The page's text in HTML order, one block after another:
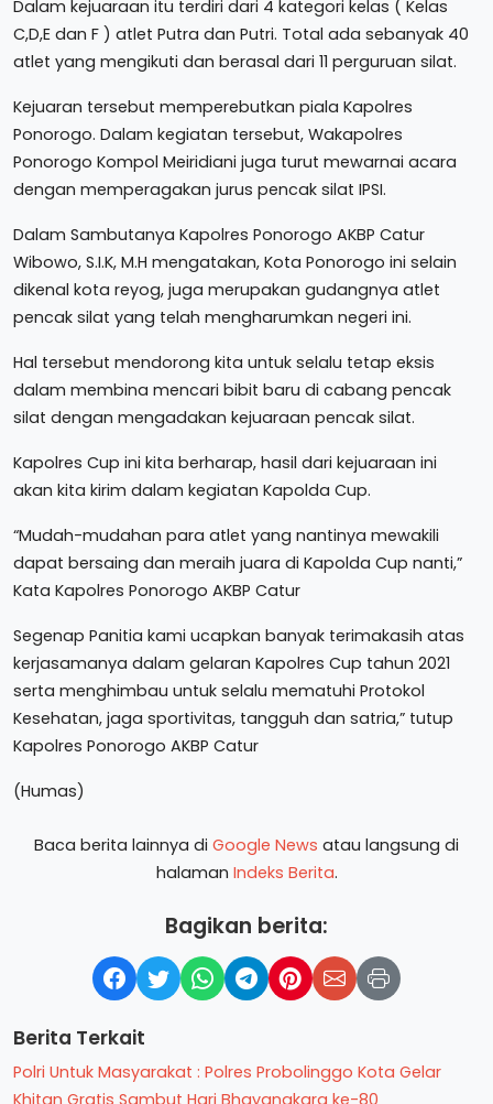
Dalam kejuaraan itu terdiri dari 4 kategori kelas ( Kelas
C,D,E dan F ) atlet Putra dan Putri. Total ada sebanyak 40
atlet yang mengikuti dan berasal dari 11 perguruan silat.
Kejuaran tersebut memperebutkan piala Kapolres
Ponorogo. Dalam kegiatan tersebut, Wakapolres
Ponorogo Kompol Meiridiani juga turut mewarnai acara
dengan memperagakan jurus pencak silat IPSI.
Dalam Sambutanya Kapolres Ponorogo AKBP Catur
Wibowo, S.I.K, M.H mengatakan, Kota Ponorogo ini selain
dikenal kota reyog, juga merupakan gudangnya atlet
pencak silat yang telah mengharumkan negeri ini.
Hal tersebut mendorong kita untuk selalu tetap eksis
dalam membina mencari bibit baru di cabang pencak
silat dengan mengadakan kejuaraan pencak silat.
Kapolres Cup ini kita berharap, hasil dari kejuaraan ini
akan kita kirim dalam kegiatan Kapolda Cup.
“Mudah-mudahan para atlet yang nantinya mewakili
dapat bersaing dan meraih juara di Kapolda Cup nanti,”
Kata Kapolres Ponorogo AKBP Catur
Segenap Panitia kami ucapkan banyak terimakasih atas
kerjasamanya dalam gelaran Kapolres Cup tahun 2021
serta menghimbau untuk selalu mematuhi Protokol
Kesehatan, jaga sportivitas, tangguh dan satria,” tutup
Kapolres Ponorogo AKBP Catur
(Humas)
Baca berita lainnya di Google News atau langsung di
halaman Indeks Berita.
Bagikan berita:
Berita Terkait
Polri Untuk Masyarakat : Polres Probolinggo Kota Gelar
Khitan Gratis Sambut Hari Bhayangkara ke-80